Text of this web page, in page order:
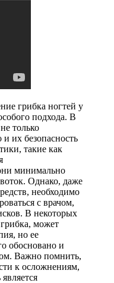
грибка ногтей у
подхода. В
только
их безопасность
такие как
минимально
Однако, даже
необходимо
с врачом,
В некоторых
может
но ее
обосновано и
Важно помнить,
к осложнениям,